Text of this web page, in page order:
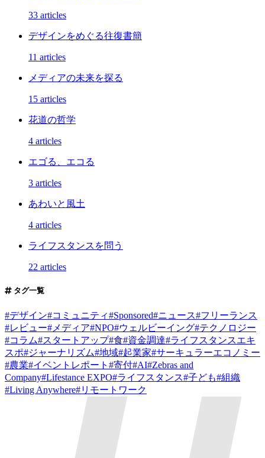
33 articles
デザインをめぐる往復書簡
11 articles
メディアの未来を探る
15 articles
花道の哲学
4 articles
エゴる、エコる
3 articles
あわいと風土
4 articles
ライフスタンスを問う
22 articles
タグ一覧
#デザイン#コミュニティ#Sponsored#ニュース#フリーランス
#レビュー# メディア#NPO#ウェルビーイング#テクノロジー
#コラム#スタートアップ#食#資金調達#ライフスタンスエキ
スポ#ジャーナリズム#地域#起業家#サーキュラーエコノミー
#農業#イベントレポート #寄付#AI#Zebras and
Company#Lifestance EXPO#ライフスタンス#子ども#組織
#Living Anywhere#リモートワーク